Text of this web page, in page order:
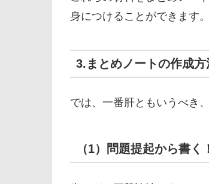
身につけることができます
3.まとめノートの作成
では、一番肝ともいうべき
（1）問題提起から書く！